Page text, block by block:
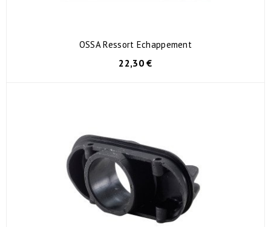
OSSA Ressort Echappement
22,30 €